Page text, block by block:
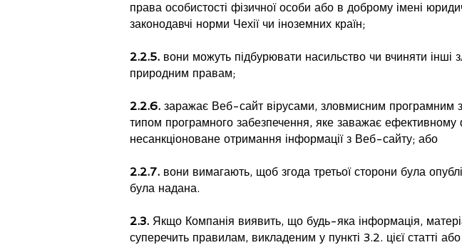
права особистості фізичної особи або в доброму імені
законодавчі норми Чехії чи іноземних країн;
2.2.5. вони можуть підбурювати насильство чи вчиняти
природним правам;
2.2.6. заражає Веб-сайт вірусами, зловмисним програмним
типом програмного забезпечення, яке заважає
несанкціоноване отримання інформації з Веб-сайту; або
2.2.7. вони вимагають, щоб згода третьої сторони була
була надана.
2.3. Якщо Компанія виявить, що будь-яка інформація,
суперечить правилам, викладеним у пункті 3.2. цієї статті